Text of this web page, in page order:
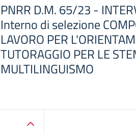
PNRR D.M. 65/23 -
Interno di selezione
LAVORO PER
TUTORAGGIO PER LE
MULTILINGUISMO